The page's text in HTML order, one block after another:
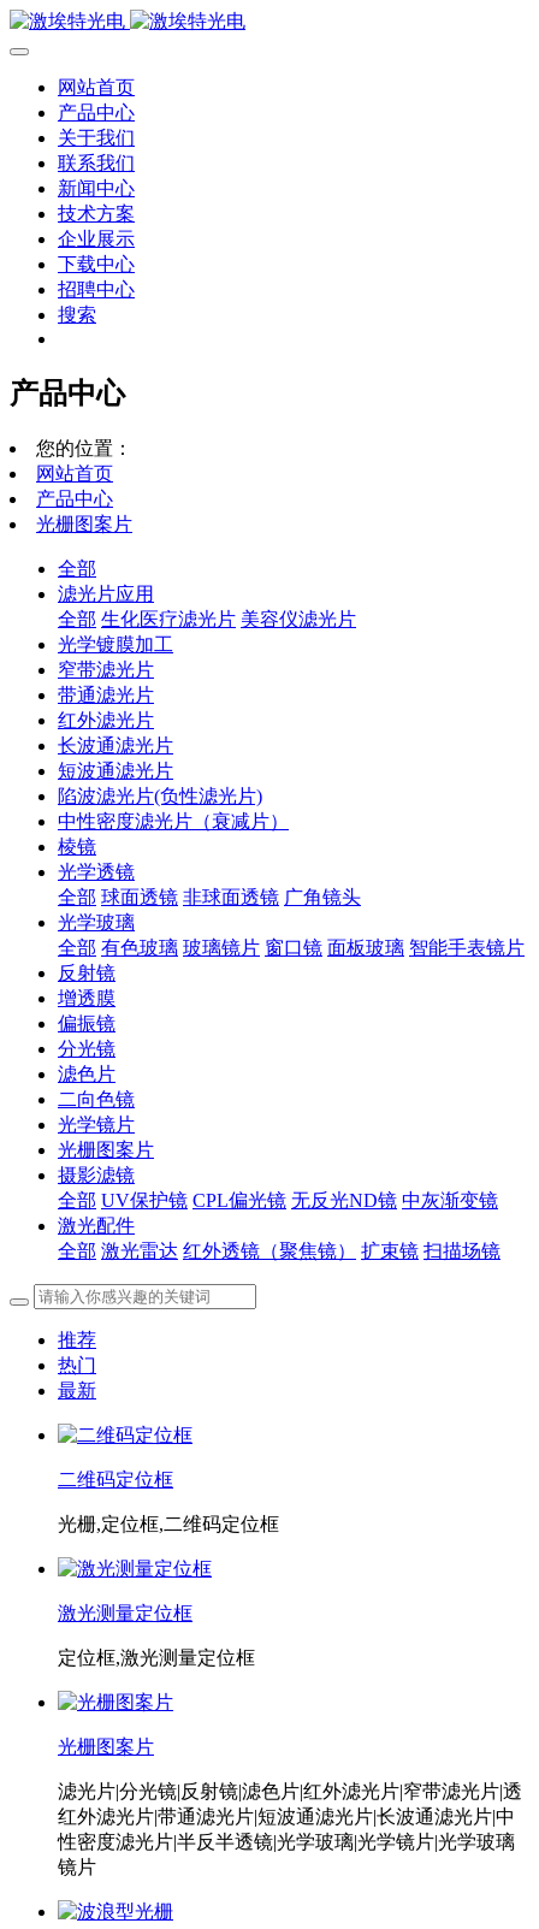
网站首页
产品中心
关于我们
联系我们
新闻中心
技术方案
企业展示
下载中心
招聘中心
搜索
产品中心
您的位置：
网站首页
产品中心
光栅图案片
全部
滤光片应用
全部 生化医疗滤光片 美容仪滤光片
光学镀膜加工
窄带滤光片
带通滤光片
红外滤光片
长波通滤光片
短波通滤光片
陷波滤光片(负性滤光片)
中性密度滤光片（衰减片）
棱镜
光学透镜
全部 球面透镜 非球面透镜 广角镜头
光学玻璃
全部 有色玻璃 玻璃镜片 窗口镜 面板玻璃 智能手表镜片
反射镜
增透膜
偏振镜
分光镜
滤色片
二向色镜
光学镜片
光栅图案片
摄影滤镜
全部 UV保护镜 CPL偏光镜 无反光ND镜 中灰渐变镜
激光配件
全部 激光雷达 红外透镜（聚焦镜） 扩束镜 扫描场镜
推荐
热门
最新
二维码定位框
光栅,定位框,二维码定位框
激光测量定位框
定位框,激光测量定位框
光栅图案片
滤光片|分光镜|反射镜|滤色片|红外滤光片|窄带滤光片|透
红外滤光片|带通滤光片|短波通滤光片|长波通滤光片|中
性密度滤光片|半反半透镜|光学玻璃|光学镜片|光学玻璃
镜片